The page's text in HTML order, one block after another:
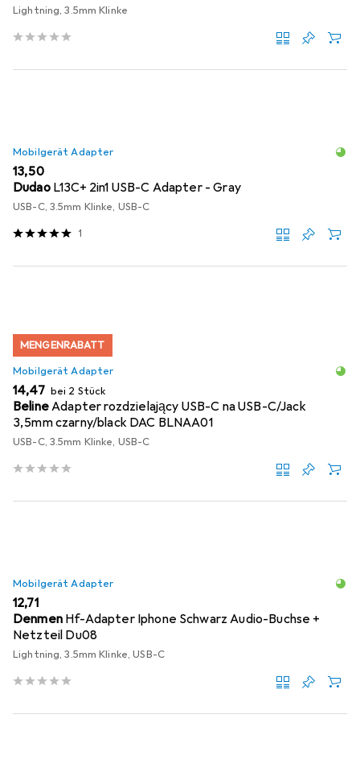
Lightning, 3.5mm Klinke
Mobilgerät Adapter
EUR
13,50
Dudao L13C+ 2in1 USB-C Adapter - Gray
USB-C, 3.5mm Klinke, USB-C
1
MENGENRABATT
Mobilgerät Adapter
EUR
14,47 bei 2 Stück
BelineAdapter rozdzielający USB-C na USB-C/Jack
3,5mm czarny/black DAC BLNAA01
USB-C, 3.5mm Klinke, USB-C
Mobilgerät Adapter
EUR
12,71
Denmen Hf-Adapter Iphone Schwarz Audio-Buchse +
Netzteil Du08
Lightning, 3.5mm Klinke, USB-C